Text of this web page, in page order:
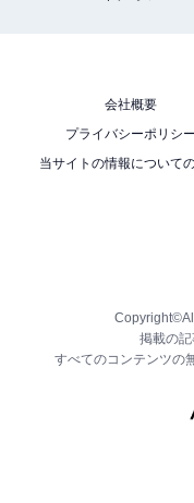
会社概要
プライバシーポリシー
当サイトの情報について
掲載の記
すべてのコンテンツの